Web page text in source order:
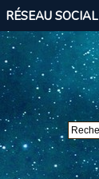
RÉSEAU SOCIAL